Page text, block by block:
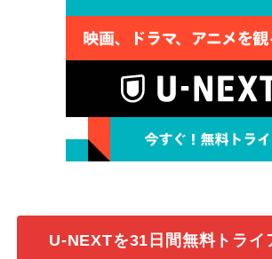
U-NEXTを31日間無料トライ